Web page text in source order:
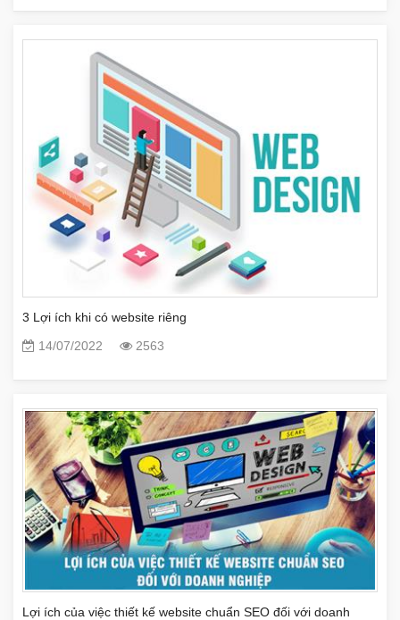
3 Lợi ích khi có website riêng
14/07/2022
2563
Lợi ích của việc thiết kế website chuẩn SEO đối với doanh